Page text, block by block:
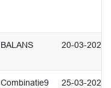
BALANS 20-03-2025
Combinatie9
25-03-2025